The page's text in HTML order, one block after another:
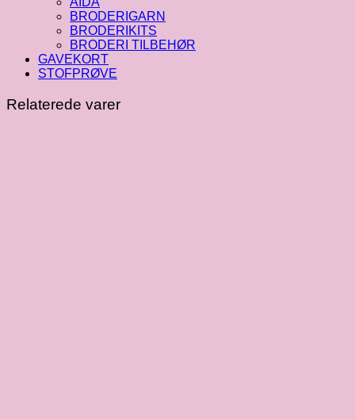
BRODERIGARN
BRODERIKITS
BRODERI TILBEHØR
GAVEKORT
STOFPRØVE
Relaterede varer